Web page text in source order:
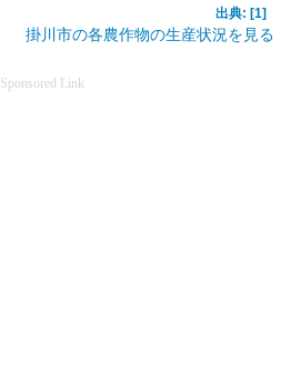
出典: [1]
掛川市の各農作物の生産状況を見る
Sponsored Link